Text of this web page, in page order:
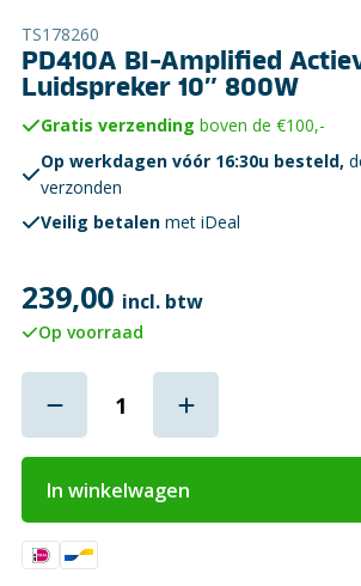
TS178260
PD410A BI-Amplified
Luidspreker 10″ 800W
Gratis verzending boven de €100,-
Op werkdagen vóór 16:30u besteld,
verzonden
Veilig betalen met iDeal
239,00 incl. btw
Op voorraad
In winkelwagen